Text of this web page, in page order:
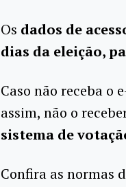
Os dados de
dias da eleição,
Caso não receba o
assim, não o
sistema de
Confira as normas